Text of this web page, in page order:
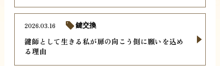
鍵師として生きる私が扉の向こう側に願いを込め
る理由
2026.03.16 鍵交換